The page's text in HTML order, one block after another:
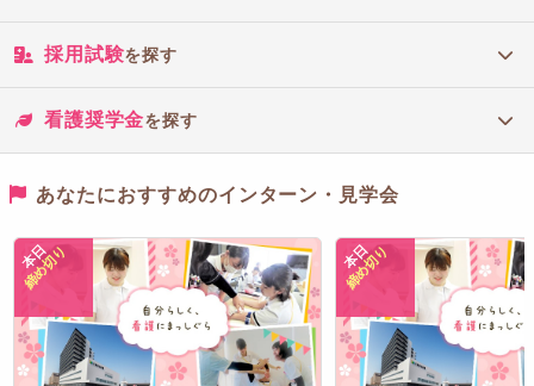
セクシュアリティー生殖パターン
乳幼児期では第一次性徴や成長に伴う性別の意識や性への
アセスメント例
性の意識
採用試験を探す
看護奨学金を探す
あなたにおすすめのインターン・見学会
本日
締め切り 本日
締め切り